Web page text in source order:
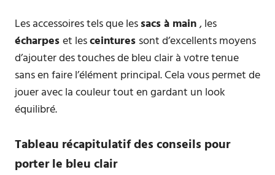
Les accessoires tels que lessacs à main, les
écharpeset lesceintures sont d’excellents moyens
d’ajouter des touches de bleu clair à votre tenue
sans en faire l’élément principal. Cela vous permet de
jouer avec la couleur tout en gardant un look
équilibré.
Tableau récapitulatif des conseils pour
porter le bleu clair